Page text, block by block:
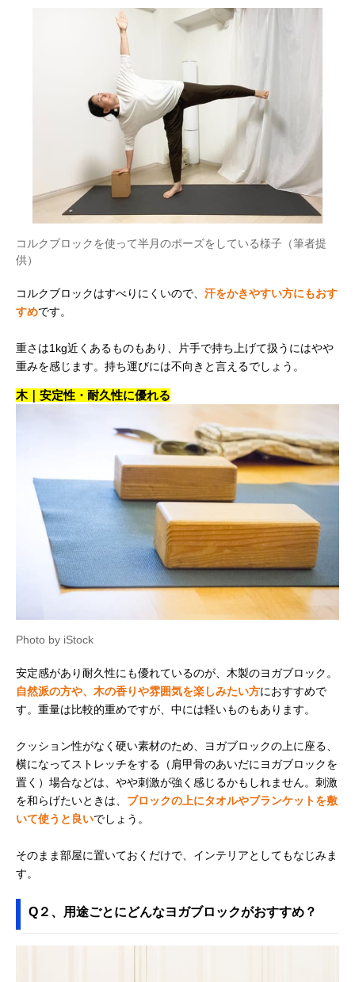
コルクブロックを使って半月のポーズをしている様子（筆者提
供）
コルクブロックはすべりにくいので、 汗をかきやすい方にもおす
すめです。
重さは1kg近くあるものもあり、片手で持ち上げて扱うにはやや
重みを感じます。持ち運びには不向きと言えるでしょう。
木｜安定性・耐久性に優れる
Photo by iStock
安定感があり耐久性にも優れているのが、木製のヨガブロック。
自然派の方や、木の香りや雰囲気を楽しみたい方におすすめで
す。重量は比較的重めですが、中には軽いものもあります。
クッション性がなく硬い素材のため、ヨガブロックの上に座る、
横になってストレッチをする（肩甲骨のあいだにヨガブロックを
置く）場合などは、やや刺激が強く感じるかもしれません。刺激
を和らげたいときは、 ブロックの上にタオルやブランケットを敷
いて使うと良いでしょう。
そのまま部屋に置いておくだけで、インテリアとしてもなじみま
す。
Q２、用途ごとにどんなヨガブロックがおすすめ？